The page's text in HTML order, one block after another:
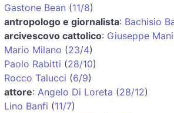
Gastone Bean (11/8)
antropologo e giornalista: Bachisio
arcivescovo cattolico: Giuseppe Mani
Mario Milano (23/4)
Paolo Rabitti (28/10)
Rocco Talucci (6/9)
attore: Angelo Di Loreta (28/12)
Lino Banfi (11/7)